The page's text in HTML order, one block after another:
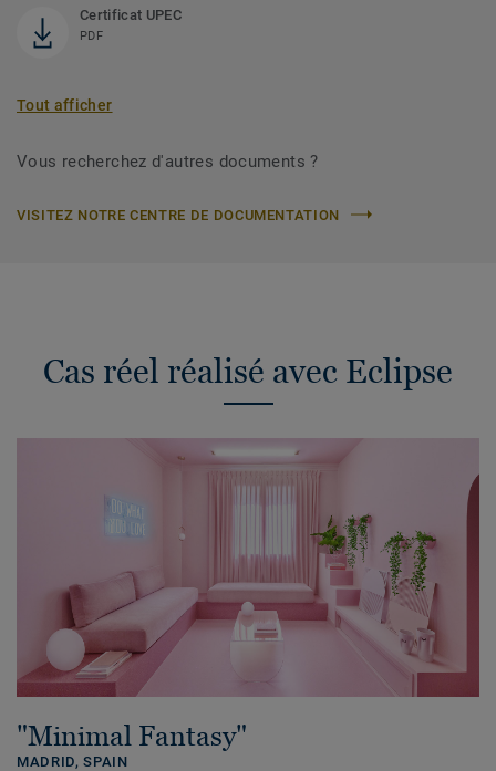
Certificat UPEC
PDF
Tout afficher
Vous recherchez d'autres documents ?
VISITEZ NOTRE CENTRE DE DOCUMENTATION
Cas réel réalisé avec Eclipse
"Minimal Fantasy"
MADRID,SPAIN